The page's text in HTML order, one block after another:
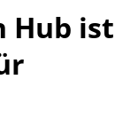
Hub ist